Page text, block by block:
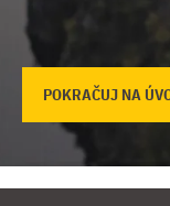
POKRAČUJ NA